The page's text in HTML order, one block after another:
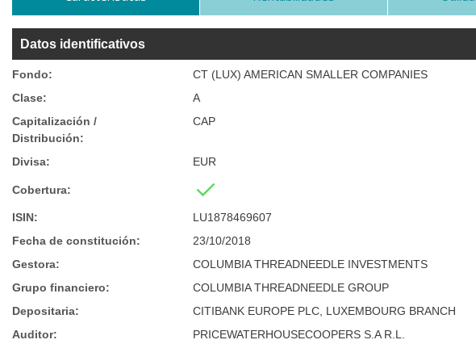
Datos identificativos
Fondo:
CT (LUX) AMERICAN SMALLER COMPANIES
Clase:
A
Capitalización /
Distribución:
CAP
Divisa: EUR
Cobertura:
ISIN:
LU1878469607
Fecha de constitución:
23/10/2018
Gestora:
COLUMBIA THREADNEEDLE INVESTMENTS
Grupo financiero:
COLUMBIA THREADNEEDLE GROUP
Depositaria:
CITIBANK EUROPE PLC, LUXEMBOURG BRANCH
Auditor:
PRICEWATERHOUSECOOPERS S.A R.L.